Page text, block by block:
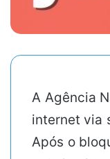
A Agência
internet via
Após o